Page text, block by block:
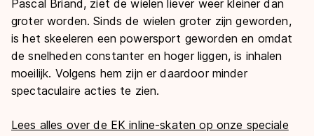
Pascal Briand, ziet de wielen liever weer kleiner dan
groter worden. Sinds de wielen groter zijn geworden,
is het skeeleren een powersport geworden en omdat
de snelheden constanter en hoger liggen, is inhalen
moeilijk. Volgens hem zijn er daardoor minder
spectaculaire acties te zien.
Lees alles over de EK inline-skaten op onze speciale